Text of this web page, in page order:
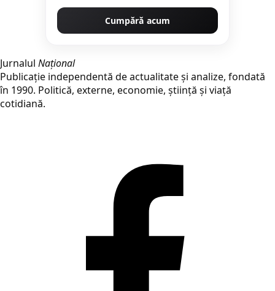
Cumpără acum
Jurnalul Național
Publicație independentă de actualitate și analize, fondată
în 1990. Politică, externe, economie, știință și viață
cotidiană.